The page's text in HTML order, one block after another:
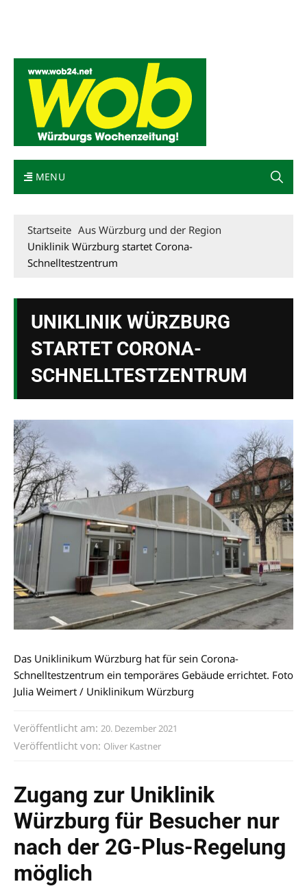
MENU
Startseite Aus Würzburg und der Region
Uniklinik Würzburg startet Corona-
Schnelltestzentrum
UNIKLINIK WÜRZBURG
STARTET CORONA-
SCHNELLTESTZENTRUM
Das Uniklinikum Würzburg hat für sein Corona-
Schnelltestzentrum ein temporäres Gebäude errichtet. Foto
Julia Weimert / Uniklinikum Würzburg
Veröffentlicht am: 20. Dezember 2021
Veröffentlicht von: Oliver Kastner
Zugang zur Uniklinik
Würzburg für Besucher nur
nach der 2G-Plus-Regelung
möglich